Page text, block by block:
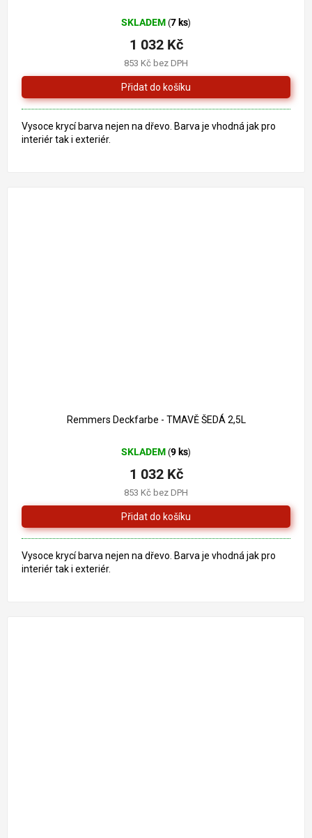
SKLADEM (7 ks)
853 Kč bez DPH
1 032 Kč
Vysoce krycí barva nejen na dřevo. Barva je vhodná jak pro
interiér tak i exteriér.
Remmers Deckfarbe - TMAVĚ ŠEDÁ 2,5L
SKLADEM (9 ks)
853 Kč bez DPH
1 032 Kč
Vysoce krycí barva nejen na dřevo. Barva je vhodná jak pro
interiér tak i exteriér.